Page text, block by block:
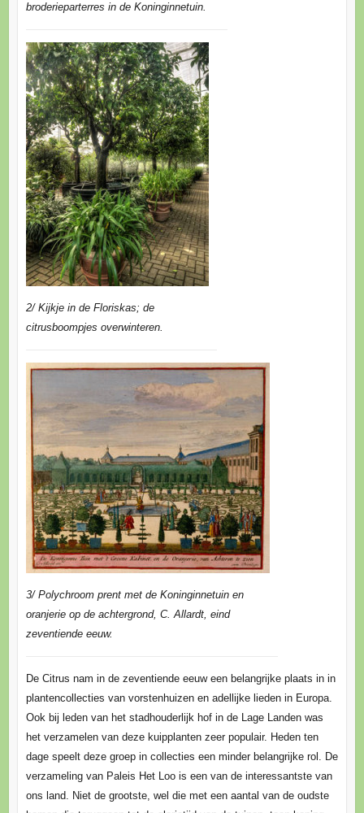
broderieparterres in de Koninginnetuin.
2/ Kijkje in de Floriskas; de
citrusboompjes overwinteren.
3/ Polychroom prent met de Koninginnetuin en
oranjerie op de achtergrond, C. Allardt, eind
zeventiende eeuw.
De Citrus nam in de zeventiende eeuw een belangrijke plaats in in
plantencollecties van vorstenhuizen en adellijke lieden in Europa.
Ook bij leden van het stadhouderlijk hof in de Lage Landen was
het verzamelen van deze kuipplanten zeer populair. Heden ten
dage speelt deze groep in collecties een minder belangrijke rol. De
verzameling van Paleis Het Loo is een van de interessantste van
ons land. Niet de grootste, wel die met een aantal van de oudste